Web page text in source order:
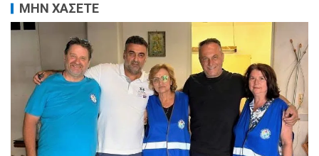
ΜΗΝ ΧΑΣΕΤΕ